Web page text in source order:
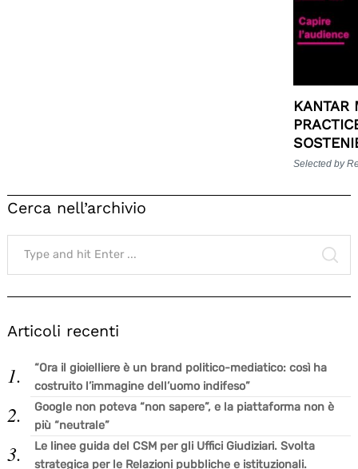
KANTAR
Selected by
Cerca nell’archivio
Search
for:
Articoli recenti
“Ora il gioielliere è un brand politico-mediatico: così ha
costruito l’immagine dell’uomo indifeso”
Google non poteva “non sapere”, e la piattaforma non è
più “neutrale”
Le linee guida del CSM per gli Uffici Giudiziari. Svolta
strategica per le Relazioni pubbliche e istituzionali.